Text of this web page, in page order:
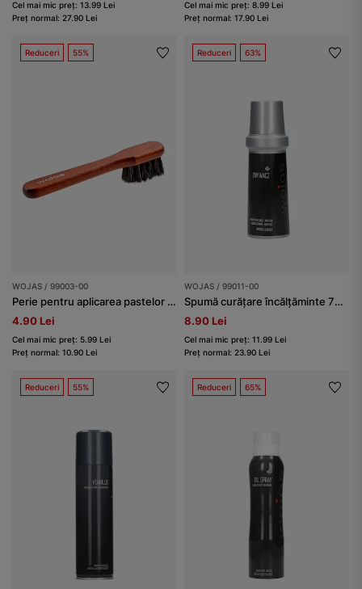
Cel mai mic preț: 13.99 Lei
Preț normal: 27.90 Lei
Cel mai mic preț: 8.99 Lei
Preț normal: 17.90 Lei
Reduceri 55%
WOJAS / 99003-00
Perie pentru aplicarea pastelor și cremelor
4.90 Lei
Cel mai mic preț: 5.99 Lei
Preț normal: 10.90 Lei
Reduceri 63%
WOJAS / 99011-00
Spumă curățare încălțăminte 75 ml
8.90 Lei
Cel mai mic preț: 11.99 Lei
Preț normal: 23.90 Lei
Reduceri 55% Reduceri 65%